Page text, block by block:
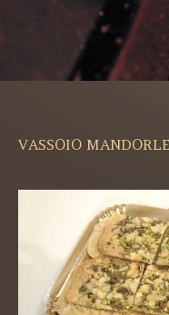
VASSOIO